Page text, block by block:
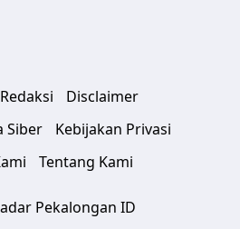
Redaksi
Disclaimer
Siber
Kebijakan Privasi
Tentang Kami
Pekalongan ID